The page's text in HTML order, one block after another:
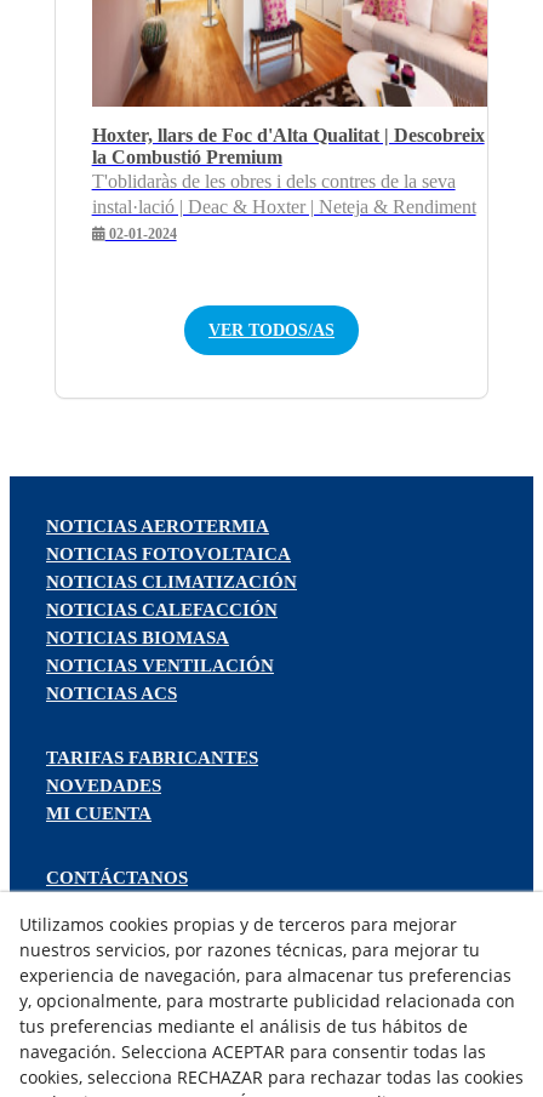
Hoxter, llars de Foc d'Alta Qualitat | Descobreix
la Combustió Premium
T'oblidaràs de les obres i dels contres de la seva
instal·lació | Deac & Hoxter | Neteja & Rendiment
02-01-2024
VER TODOS/AS
NOTICIAS AEROTERMIA
NOTICIAS FOTOVOLTAICA
NOTICIAS CLIMATIZACIÓN
NOTICIAS CALEFACCIÓN
NOTICIAS BIOMASA
NOTICIAS VENTILACIÓN
NOTICIAS ACS
TARIFAS FABRICANTES
NOVEDADES
MI CUENTA
CONTÁCTANOS
TRABAJA CON NOSOTROS
¿QUIENES SOMOS?
AVISO LEGAL
POLÍTICA DE COOKIES
POLÍTICA DE PRIVACIDAD
Utilizamos cookies propias y de terceros para mejorar
nuestros servicios, por razones técnicas, para mejorar tu
experiencia de navegación, para almacenar tus preferencias
y, opcionalmente, para mostrarte publicidad relacionada con
tus preferencias mediante el análisis de tus hábitos de
navegación. Selecciona ACEPTAR para consentir todas las
cookies, selecciona RECHAZAR para rechazar todas las cookies